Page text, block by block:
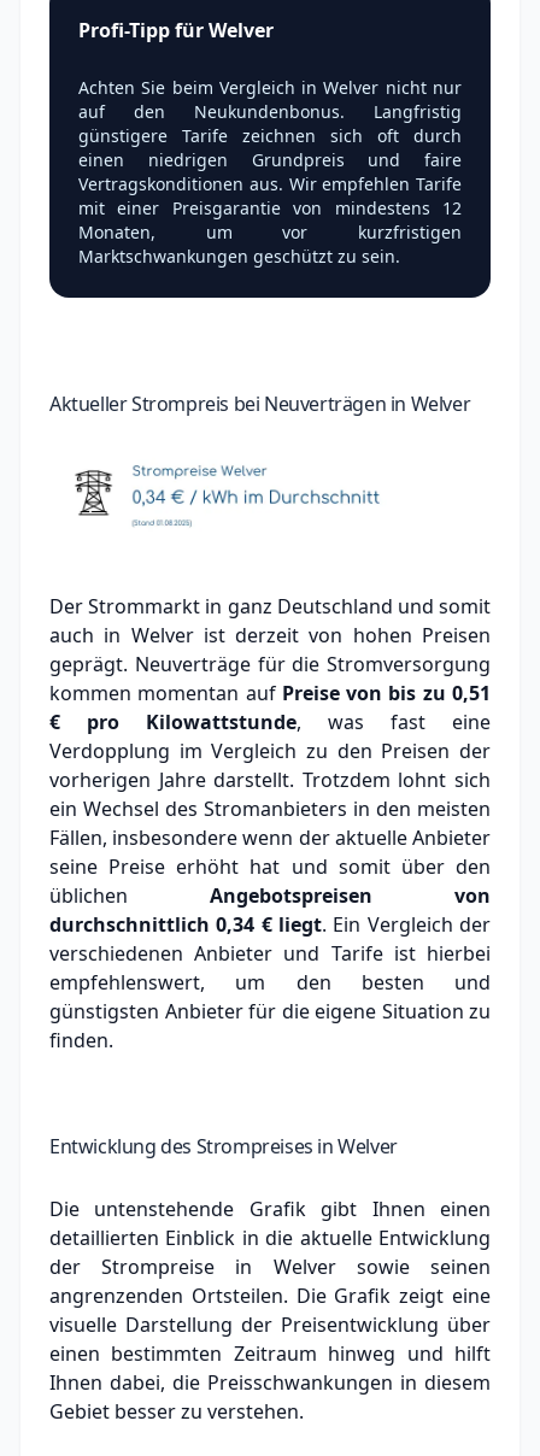
Profi-Tipp für Welver
Achten Sie beim Vergleich in Welver nicht nur
auf den Neukundenbonus. Langfristig
günstigere Tarife zeichnen sich oft durch
einen niedrigen Grundpreis und faire
Vertragskonditionen aus. Wir empfehlen Tarife
mit einer Preisgarantie von mindestens 12
Monaten, um vor kurzfristigen
Marktschwankungen geschützt zu sein.
Aktueller Strompreis bei Neuverträgen in Welver
Der Strommarkt in ganz Deutschland und somit
auch in Welver ist derzeit von hohen Preisen
geprägt. Neuverträge für die Stromversorgung
kommen momentan auf Preise von bis zu0,51
€ pro Kilowattstunde, was fast eine
Verdopplung im Vergleich zu den Preisen der
vorherigen Jahre darstellt. Trotzdem lohnt sich
ein Wechsel des Stromanbieters in den meisten
Fällen, insbesondere wenn der aktuelle Anbieter
seine Preise erhöht hat und somit über den
üblichen Angebotspreisen von
durchschnittlich0,34 €liegt. Ein Vergleich der
verschiedenen Anbieter und Tarife ist hierbei
empfehlenswert, um den besten und
günstigsten Anbieter für die eigene Situation zu
finden.
Entwicklung des Strompreises in Welver
Die untenstehende Grafik gibt Ihnen einen
detaillierten Einblick in die aktuelle Entwicklung
der Strompreise in Welver sowie seinen
angrenzenden Ortsteilen. Die Grafik zeigt eine
visuelle Darstellung der Preisentwicklung über
einen bestimmten Zeitraum hinweg und hilft
Ihnen dabei, die Preisschwankungen in diesem
Gebiet besser zu verstehen.